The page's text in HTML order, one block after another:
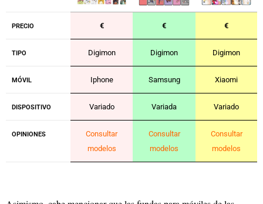
PRECIO € € €
TIPO Digimon Digimon Digimon
MÓVIL Iphone Samsung Xiaomi
DISPOSITIVO Variado Variada Variado
OPINIONES
Consultar
modelos
Consultar
modelos
Consultar
modelos